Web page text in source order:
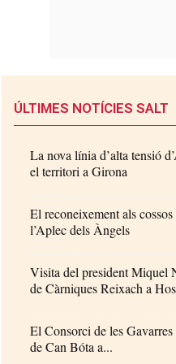
ÚLTIMES NOTÍCIES SALT
La nova línia d’alta tensió
el territori a Girona
El reconeixement als
l’Aplec dels Àngels
Visita del president Miquel
de Càrniques Reixach a
El Consorci de les
de Can Bóta a...